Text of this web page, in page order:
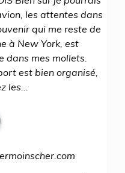
les attentes dans
qui me reste de
à New York, est
dans mes mollets.
est bien organisé,
les...